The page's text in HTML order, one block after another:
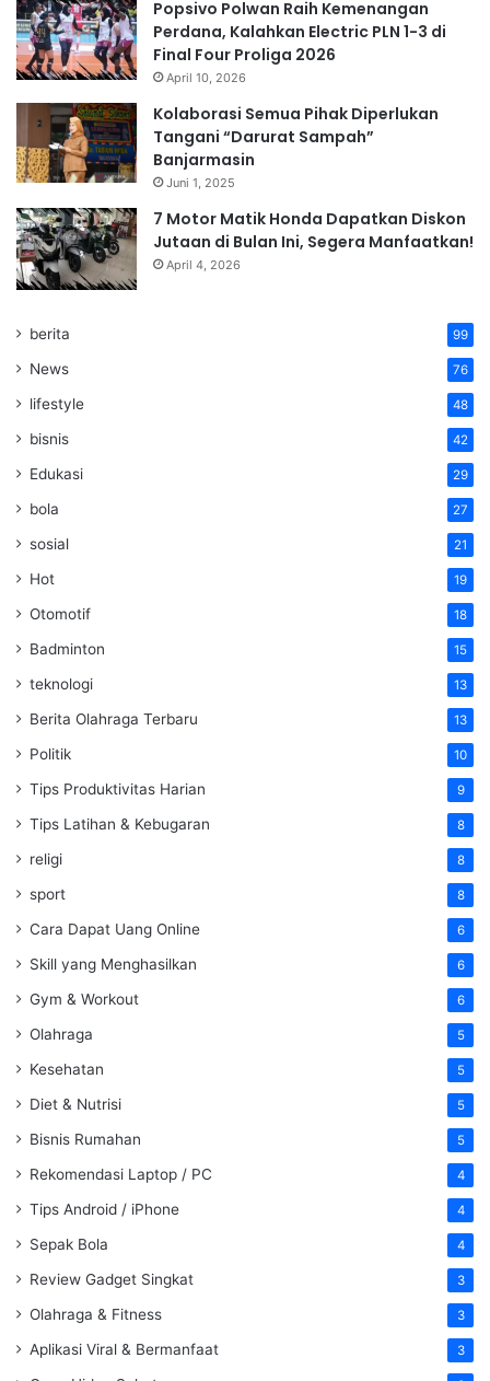
Popsivo Polwan Raih Kemenangan
Perdana, Kalahkan Electric PLN 1-3 di
Final Four Proliga 2026
April 10, 2026
Kolaborasi Semua Pihak Diperlukan
Tangani “Darurat Sampah”
Banjarmasin
Juni 1, 2025
7 Motor Matik Honda Dapatkan Diskon
Jutaan di Bulan Ini, Segera Manfaatkan!
April 4, 2026
berita 99
News 76
lifestyle 48
bisnis 42
Edukasi 29
bola 27
sosial 21
Hot 19
Otomotif 18
Badminton 15
teknologi 13
Berita Olahraga Terbaru 13
Politik 10
Tips Produktivitas Harian 9
Tips Latihan & Kebugaran 8
religi 8
sport 8
Cara Dapat Uang Online 6
Skill yang Menghasilkan 6
Gym & Workout 6
Olahraga 5
Kesehatan 5
Diet & Nutrisi 5
Bisnis Rumahan 5
Rekomendasi Laptop / PC 4
Tips Android / iPhone 4
Sepak Bola 4
Review Gadget Singkat 3
Olahraga & Fitness 3
Aplikasi Viral & Bermanfaat 3